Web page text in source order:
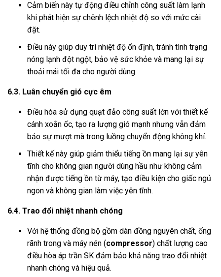
Cảm biến này tự động điều chỉnh công suất làm lạnh
khi phát hiện sự chênh lệch nhiệt độ so với mức cài
đặt.
Điều này giúp duy trì nhiệt độ ổn định, tránh tình trạng
nóng lạnh đột ngột, bảo vệ sức khỏe và mang lại sự
thoải mái tối đa cho người dùng.
6.3. Luân chuyển gió cực êm
Điều hòa sử dụng quạt đảo công suất lớn với thiết kế
cánh xoắn ốc, tạo ra lượng gió mạnh nhưng vẫn đảm
bảo sự mượt mà trong luồng chuyển động không khí.
Thiết kế này giúp giảm thiểu tiếng ồn mang lại sự yên
tĩnh cho không gian người dùng hầu như không cảm
nhận được tiếng ồn từ máy, tạo điều kiện cho giấc ngủ
ngon và không gian làm việc yên tĩnh.
6.4. Trao đổi nhiệt nhanh chóng
Với hệ thống đồng bộ gồm dàn đồng nguyên chất, ống
rãnh trong và máy nén (compressor) chất lượng cao
điều hòa áp trần SK đảm bảo khả năng trao đổi nhiệt
nhanh chóng và hiệu quả.